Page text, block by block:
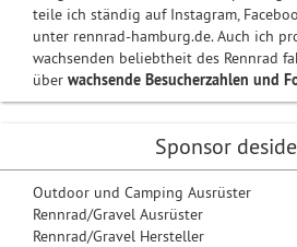
teile ich ständig auf Instagram,
unter rennrad-hamburg.de. Auch ich
wachsenden beliebtheit des Rennrad
über wachsende Besucherzahlen und
Sponsor
Outdoor und Camping Ausrüster
Rennrad/Gravel Ausrüster
Rennrad/Gravel Hersteller